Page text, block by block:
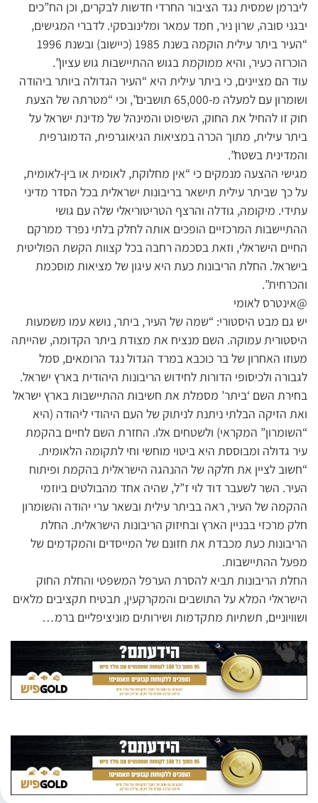
ליברמן שמסית נגד הציבור החרדי חדשות לבקרים, וכן הח”כים
יבגני סובה, שרון ניר, חמד עמאר ומלינובסקי. לדברי המגישים,
“העיר ביתר עילית הוקמה בשנת 1985 (כיישוב) ובשנת 1996
הוכרזה כעיר, והיא ממוקמת בגוש ההתיישבות גוש עציון”.
עוד הם מציינים, כי ביתר עילית היא “העיר הגדולה ביותר ביהודה
ושומרון עם למעלה מ-65,000 תושבים”, וכי “מטרתה של הצעת
חוק זו להחיל את החוק, השיפוט והמינהל של מדינת ישראל על
ביתר עילית, מתוך הכרה במציאות הגיאוגרפית, הדמוגרפית
והמדינית בשטח”.
מגישי ההצעה מנמקים כי “אין מחלוקת, לאומית או בין-לאומית,
על כך שביתר עילית תישאר בריבונות ישראלית בכל הסדר מדיני
עתידי. מיקומה, גודלה והרצף הטריטוריאלי שלה עם גושי
ההתיישבות המרכזיים הופכים אותה לחלק בלתי נפרד ממרקם
החיים הישראלי, וזאת בסכמה רחבה בכל קצוות הקשת הפוליטית
בישראל. החלת הריבונות כעת היא עיגון של מציאות מוסכמת
והכרחית”.
@אינטרס לאומי
יש גם מבט היסטורי: “שמה של העיר, ביתר, נושא עמו משמעות
היסטורית עמוקה. השם מנציח את מצודת ביתר הקדומה, שהייתה
מעוזו האחרון של בר כוכבא במרד הגדול נגד הרומאים, סמל
לגבורה ולכיסופי הדורות לחידוש הריבונות היהודית בארץ ישראל.
בחירת השם ‘ביתר’ מסמלת את חשיבות ההתיישבות בארץ ישראל
ואת הזיקה הבלתי ניתנת לניתוק של העם היהודי ליהודה (היא
“השומרון” המקראי) ולשטחים אלו. החזרת השם לחיים בהקמת
עיר גדולה ומבוססת היא ביטוי מוחשי וחי לתקומה הלאומית.
“חשוב לציין את חלקה של ההנהגה הישראלית בהקמת ופיתוח
העיר. השר לשעבר דוד לוי ז”ל, שהיה אחד מהבולטים ביוזמי
ההקמה של העיר, ראה בביתר עילית ובשאר ערי יהודה והשומרון
חלק מרכזי בבניין הארץ ובחיזוק הריבונות הישראלית. החלת
הריבונות כעת מכבדת את חזונם של המייסדים והמקדמים של
מפעל ההתיישבות.
החלת הריבונות תביא להסרת הערפל המשפטי והחלת החוק
הישראלי המלא על התושבים והמקרקעין, תבטיח תקציבים מלאים
ושוויוניים, תשתיות מתקדמות ושירותים מוניציפליים ברמ…